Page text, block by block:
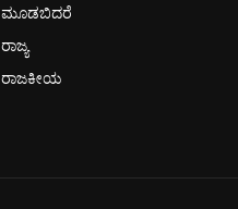
ಮೂಡಬಿದರೆ
ರಾಜ್ಯ
ರಾಜಕೀಯ